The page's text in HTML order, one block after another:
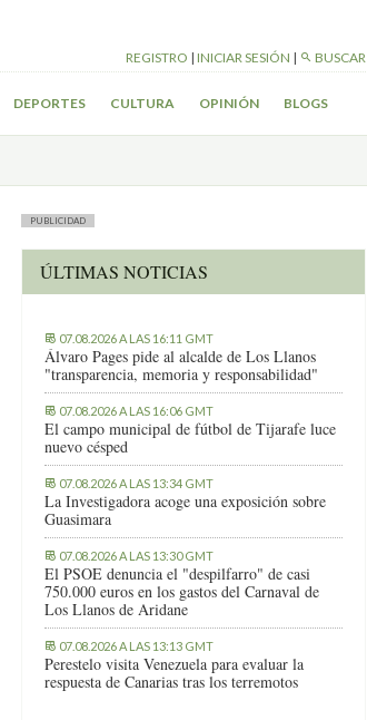
REGISTRO | INICIAR SESIÓN | BUSCAR
DEPORTES CULTURA OPINIÓN BLOGS
PUBLICIDAD
ÚLTIMAS NOTICIAS
07.08.2026 A LAS 16:11 GMT
Álvaro Pages pide al alcalde de Los Llanos
"transparencia, memoria y responsabilidad"
07.08.2026 A LAS 16:06 GMT
El campo municipal de fútbol de Tijarafe luce
nuevo césped
07.08.2026 A LAS 13:34 GMT
La Investigadora acoge una exposición sobre
Guasimara
07.08.2026 A LAS 13:30 GMT
El PSOE denuncia el "despilfarro" de casi
750.000 euros en los gastos del Carnaval de
Los Llanos de Aridane
07.08.2026 A LAS 13:13 GMT
Perestelo visita Venezuela para evaluar la
respuesta de Canarias tras los terremotos